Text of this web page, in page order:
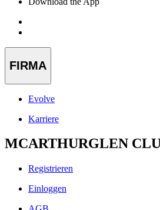
FIRMA
Evolve
Karriere
MCARTHURGLEN
Registrieren
Einloggen